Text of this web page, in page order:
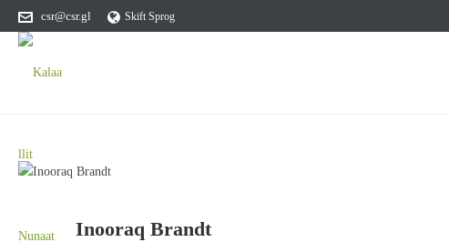
csr@csr.gl Skift Sprog
Inooraq Brandt